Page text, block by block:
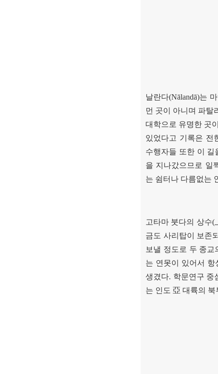
날란다(Nālandā)는
먼 곳이 아니며 파탈
대학으로 유명한 곳
있었다고 기록은 전
수행자들 또한 이 길
을 지나갔으므로 일
는 쉼터나 다름없는
고타마 붓다의 상수(
금도 사리탑이 보존
보낼 정도로 두 종교
는 연못이 있어서
생겼다. 학문연구 중
는 인도 亞 대륙의 북